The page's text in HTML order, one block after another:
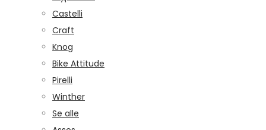
Castelli
Craft
Knog
Bike Attitude
Pirelli
Winther
Se alle